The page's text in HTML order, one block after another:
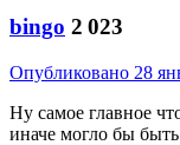
bingo 2 023
Опубликовано 28
Ну самое главное
иначе могло бы